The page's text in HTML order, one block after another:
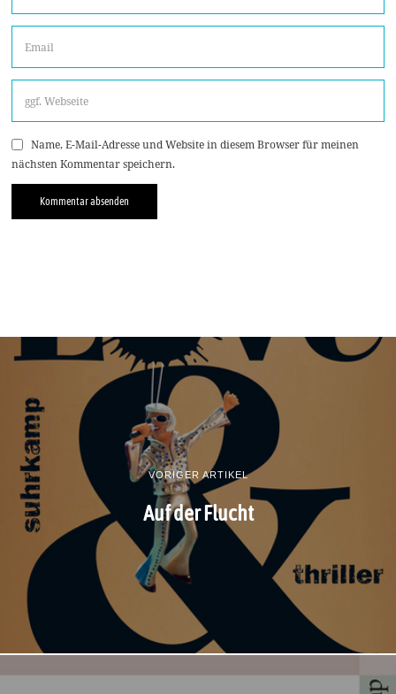
Name, E-Mail-Adresse und Website in diesem Browser für meinen
nächsten Kommentar speichern.
VORIGER ARTIKEL
Auf der Flucht